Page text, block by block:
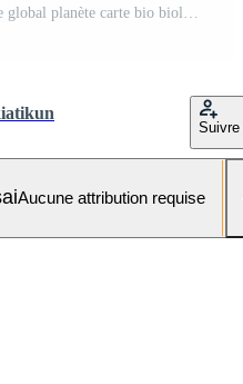
Suivre
Aucune attribution requise